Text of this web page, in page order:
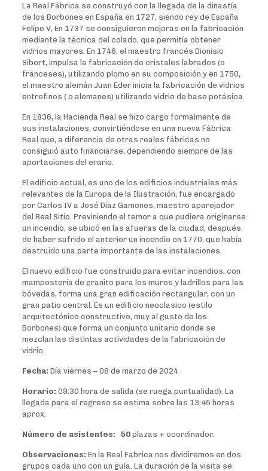
La Real Fábrica se construyó con la llegada de la dinastía
de los Borbones en España en 1727, siendo rey de España
Felipe V, En 1737 se consiguieron mejoras en la fabricación
mediante la técnica del colado, que permitía obtener
vidrios mayores. En 1746, el maestro francés Dionisio
Sibert, impulsa la fabricación de cristales labrados (o
franceses), utilizando plomo en su composición y en 1750,
el maestro alemán Juan Eder inicia la fabricación de vidrios
entrefinos ( o alemanes) utilizando vidrio de base potásica.
En 1836, la Hacienda Real se hizo cargo formalmente de
sus instalaciones, convirtiéndose en una nueva Fábrica
Real que, a diferencia de otras reales fábricas no
consiguió auto financiarse, dependiendo siempre de las
aportaciones del erario.
El edificio actual, es uno de los edificios industriales más
relevantes de la Europa de la Ilustración, fue encargado
por Carlos IV a José Díaz Gamones, maestro aparejador
del Real Sitio. Previniendo el temor a que pudiera originarse
un incendio, se ubicó en las afueras de la ciudad, después
de haber sufrido el anterior un incendio en 1770, que había
destruido una parte importante de las instalaciones.
El nuevo edificio fue construido para evitar incendios, con
mampostería de granito para los muros y ladrillos para las
bóvedas, forma una gran edificación rectangular, con un
gran patio central. Es un edificio neoclasico (estilo
arquitectónico constructivo, muy al gusto de los
Borbones) que forma un conjunto unitario donde se
mezclan las distintas actividades de la fabricación de
vidrio.
Fecha: Día viernes – 08 de marzo de 2024
Horario: 09:30 hora de salida (se ruega puntualidad). La
llegada para el regreso se estima sobre las 13:45 horas
aprox.
Número de asistentes: 50plazas + coordinador.
Observaciones:En la Real Fabrica nos dividiremos en dos
grupos cada uno con un guía. La duración de la visita se